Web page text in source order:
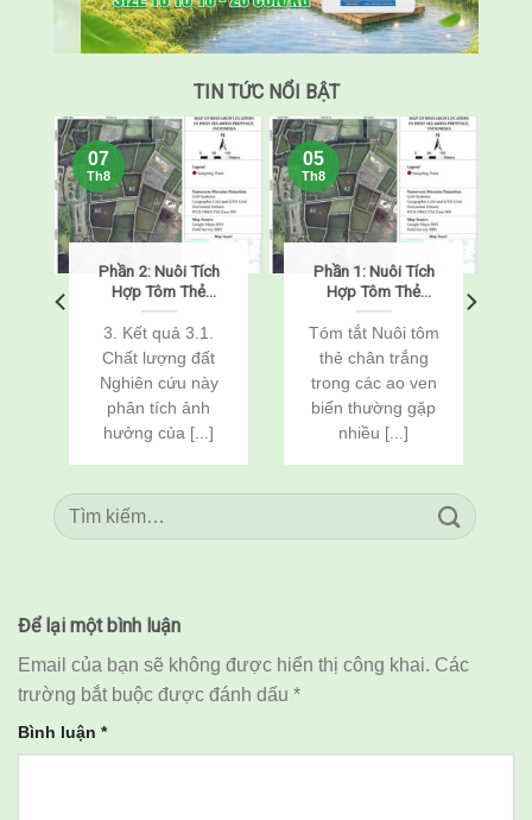
TIN TỨC NỔI BẬT
Phần 2: Nuôi Tích
Hợp Tôm Thẻ
Chân Trắng
(Penaeus
vannamei) Và Cá
Rô Phi
(Oreochromis
niloticus) Thông
Qua Cải Tạo Đất
3. Kết quả 3.1.
Chất lượng đất
Nghiên cứu này
phân tích ảnh
hưởng của [...]
07
Th8
Phần 1: Nuôi Tích
Hợp Tôm Thẻ
Chân Trắng
(Penaeus
vannamei) Và Cá
(Oreochromis
niloticus) Thông
Qua Cải Tạo Đất
Tóm tắt Nuôi tôm
thẻ chân trắng
trong các ao ven
biển thường gặp
nhiều [...]
05
Th8
Để lại một bình luận
Email của bạn sẽ không được hiển thị công khai. Các
trường bắt buộc được đánh dấu *
Bình luận *